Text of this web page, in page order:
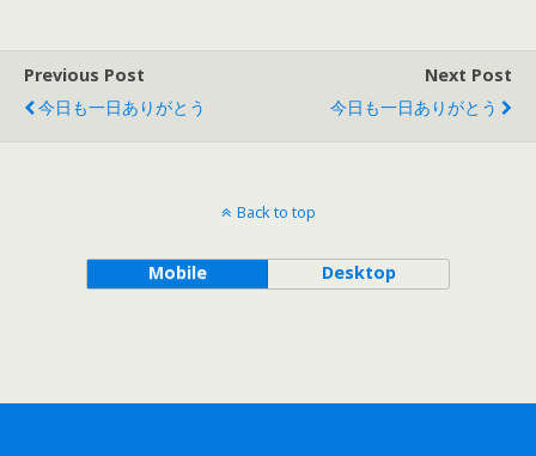
Previous Post
今日も一日ありがとう
Next Post
今日も一日ありがとう
Back to top
Mobile Desktop